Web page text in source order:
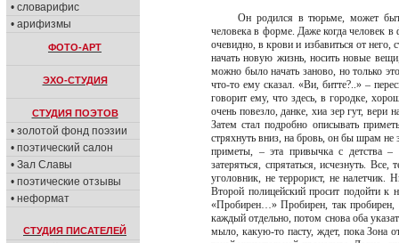
• словарифис
• арифизмы
ФОТО-АРТ
ЭХО-СТУДИЯ
СТУДИЯ ПОЭТОВ
• золотой фонд поэзии
• поэтический салон
• Зал Славы
• поэтические отзывы
• неформат
СТУДИЯ ПИСАТЕЛЕЙ
Он родился в тюрьме, может
человека в форме. Даже когда человек
очевидно, в крови и избавиться от
начать новую жизнь, носить новые
можно было начать заново, но только
что-то ему сказал. «Ви, битте?..» –
говорит ему, что здесь, в городке,
очень повезло, данке, хиа зер гут, вери
Затем стал подробно описывать
стряхнуть вниз, на бровь, он бы шрам
приметы, – эта привычка с детства –
затеряться, спрятаться, исчезнуть.
уголовник, не террорист, не
Второй полицейский просит подойти к
«Пробирен…» Пробирен, так пробирен,
каждый отдельно, потом снова оба
мыло, какую-то пасту, ждет, пока Зона